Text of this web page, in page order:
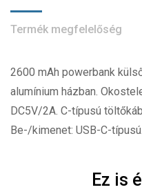
Termék megfelelőség
2600 mAh powerbank
alumínium házban.
DC5V/2A. C-típusú
Be-/kimenet: USB-C-
Ez is